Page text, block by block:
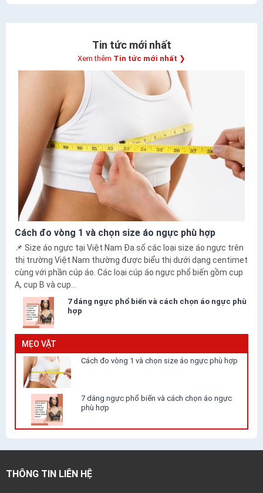
Tin tức mới nhất
Xem thêm Tin tức mới nhất ❯
Cách đo vòng 1 và chọn size áo ngực phù hợp
📌 Size áo ngực tại Việt Nam Đa số các loại size áo ngực trên
thị trường Việt Nam thường được biểu thị dưới dạng centimet
cùng với phần cúp áo. Các loại cúp áo ngực phổ biến gồm cup
A, cup B và cup...
7 dáng ngực phổ biến và cách chọn áo ngực phù
hợp
MẸO VẶT
Cách đo vòng 1 và chọn size áo ngực phù hợp
7 dáng ngực phổ biến và cách chọn áo ngực
phù hợp
THÔNG TIN LIÊN HỆ